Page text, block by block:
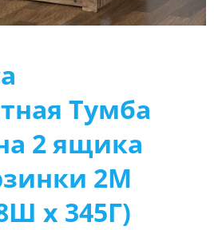
Тумба
2 ящика
2М
х 345Г)